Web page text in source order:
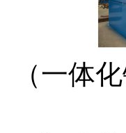
（一体